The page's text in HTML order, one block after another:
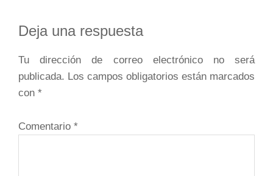
Interacciones
los
lectores
Deja una respuesta
Tu dirección de correo electrónico no será
publicada. Los campos obligatorios están marcados
con *
Comentario *